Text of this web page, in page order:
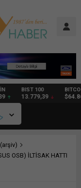
BITCOIN
$64.862 97,57
OSB) İLTİSAK HATTI